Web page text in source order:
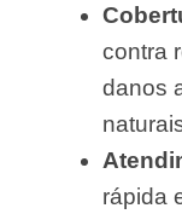
contra
danos
rápida